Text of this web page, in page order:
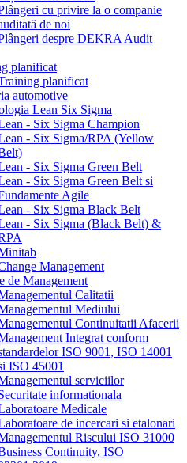
cu privire la o companie
de noi
despre DEKRA Audit
planificat
planificat
automotive
Lean Six Sigma
- Six Sigma Champion
- Six Sigma/RPA (Yellow
- Six Sigma Green Belt
- Six Sigma Green Belt si
Agile
- Six Sigma Black Belt
- Six Sigma (Black Belt) &
Management
de Management
Calitatii
Mediului
Continuitatii Afacerii
Integrat conform
ISO 9001, ISO 14001
ISO 45001
serviciilor
informationala
Medicale
de incercari si etalonari
Riscului ISO 31000
Continuity, ISO